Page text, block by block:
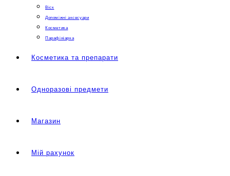
Віск
Допоміжні аксесуари
Косметика
Парафініарка
Косметика та препарати
Одноразові предмети
Магазин
Мій рахунок